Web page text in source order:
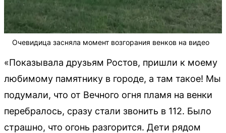
Очевидица засняла момент возгорания венков на видео
«Показывала друзьям Ростов, пришли к моему
любимому памятнику в городе, а там такое! Мы
подумали, что от Вечного огня пламя на венки
перебралось, сразу стали звонить в 112. Было
страшно, что огонь разгорится. Дети рядом